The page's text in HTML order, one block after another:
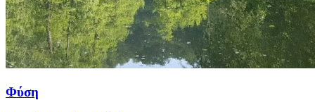
Φύση